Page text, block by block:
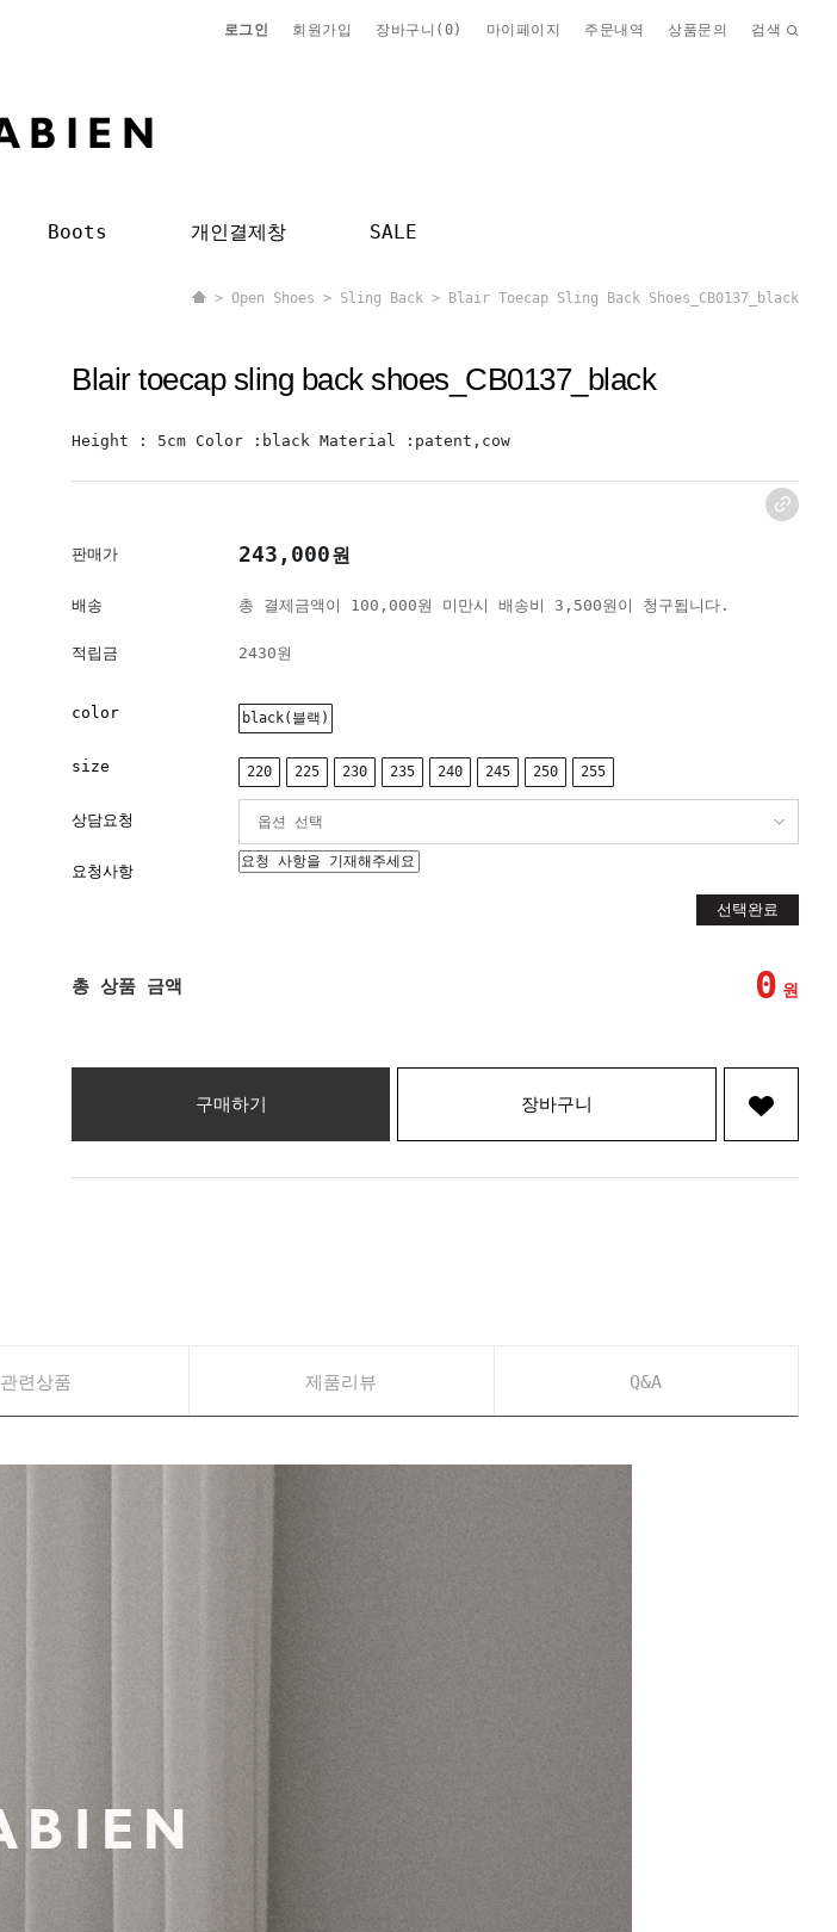
로그인 회원가입 장바구니( 0) 마이페이지 주문내역 상품문의 검색
Boots 개인결제창 SALE
> Open Shoes > Sling Back > Blair Toecap Sling Back Shoes_CB0137_black
Blair toecap sling back shoes_CB0137_black
Height : 5cm Color :black Material :patent,cow
판매가 243,000원
배송 총 결제금액이 100,000원 미만시 배송비 3,500원이 청구됩니다.
적립금 2430원
color black(블랙)
size 220 225 230 235 240 245 250 255
상담요청
요청사항
선택완료
총 상품 금액 0 원
구매하기 장바구니
관련상품 제품리뷰 Q&A